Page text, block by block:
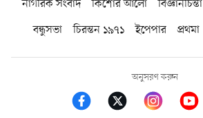
নাগরিক সংবাদ কিশোর আলো বিজ্ঞানচিন্তা
বন্ধুসভা
চিরন্তন ১৯৭১ ইপেপার প্রথমা
অনুসরণ করুন